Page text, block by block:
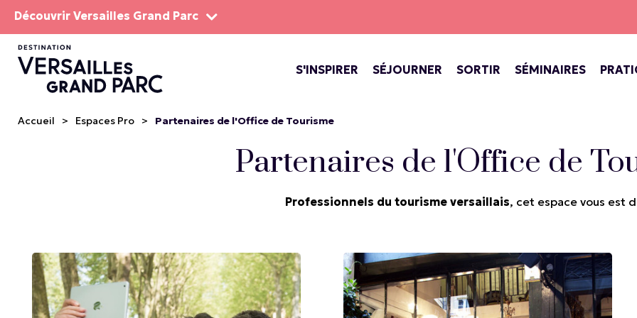
Découvrir Versailles Grand Parc
S'INSPIRER SÉJOURNER SORTIR SÉMINAIRES
Accueil > Espaces Pro > Partenaires de l'Office de Tourisme
Partenaires de l'Office de
Professionnels du tourisme versaillais, cet espace vous est